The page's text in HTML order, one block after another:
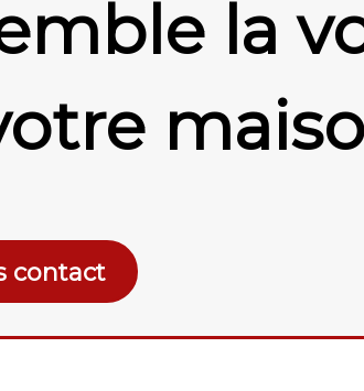
la
contact